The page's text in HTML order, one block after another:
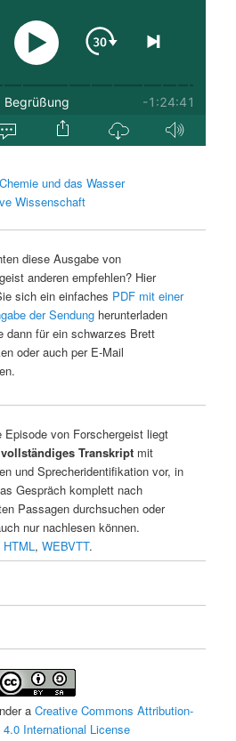
und das Wasser
Wissenschaft
diese Ausgabe von
anderen empfehlen? Hier
sich ein einfaches PDF mit einer
der Sendungherunterladen
dann für ein schwarzes Brett
oder auch per E-Mail
Episode von Forschergeist liegt
vollständiges Transkriptmit
und Sprecheridentifikation vor, in
Gespräch komplett nach
Passagen durchsuchen oder
nur nachlesen können.
HTML , WEBVTT.
a Creative Commons Attribution-
International License